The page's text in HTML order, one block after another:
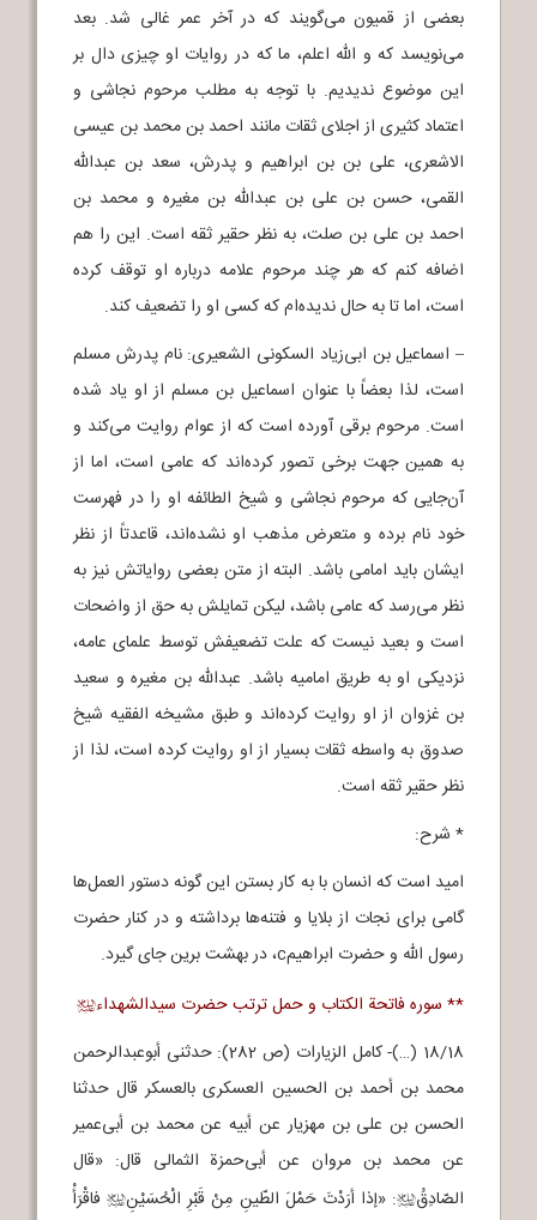
بعضی از قمیون می‌گویند که در آخر عمر غالی شد. بعد
می‌نویسد که و الله اعلم، ما که در روایات او چیزی دال بر
این موضوع ندیدیم. با توجه به مطلب مرحوم نجاشی و
اعتماد کثیری از اجلای ثقات مانند احمد بن محمد بن عیسی
الاشعری، علی بن بن ابراهیم و پدرش، سعد بن عبدالله
القمی، حسن بن علی بن عبدالله بن مغیره و محمد بن
احمد بن علی بن صلت، به نظر حقیر ثقه است. این را هم
اضافه کنم که هر چند مرحوم علامه درباره او توقف کرده
است، اما تا به حال ندیده‌ام که کسی او را تضعیف کند.
– اسماعیل بن ابی‌زیاد السکونی الشعیری: نام پدرش مسلم
است، لذا بعضاً با عنوان اسماعیل بن مسلم از او یاد شده
است. مرحوم برقی آورده است که از عوام روایت می‌کند و
به همین جهت برخی تصور کرده‌اند که عامی است، اما از
آن‌جایی که مرحوم نجاشی و شیخ الطائفه او را در فهرست
خود نام برده و متعرض مذهب او نشده‌اند، قاعدتاً از نظر
ایشان باید امامی باشد. البته از متن بعضی روایاتش نیز به
نظر می‌رسد که عامی باشد، لیکن تمایلش به حق از واضحات
است و بعید نیست که علت تضعیفش توسط علمای عامه،
نزدیکی او به طریق امامیه باشد. عبدالله بن مغیره و سعید
بن غزوان از او روایت کرده‌اند و طبق مشیخه الفقیه شیخ
صدوق به واسطه ثقات بسیار از او روایت کرده است، لذا از
نظر حقیر ثقه است.
* شرح:
امید است که انسان با به کار بستن این گونه دستور العمل‌ها
گامی برای نجات از بلایا و فتنه‌ها برداشته و در کنار حضرت
رسول الله و حضرت ابراهیمc، در بهشت برین جای گیرد.
** سوره فاتحة الکتاب و حمل ترتب حضرت سیدالشهداءj
18/18 (…)- کامل الزیارات (ص 282): حدثنی أبوعبدالرحمن
محمد بن أحمد بن الحسین العسکری بالعسکر قال حدثنا
الحسن بن علی بن مهزیار عن أبیه عن محمد بن أبی‌عمیر
عن محمد بن مروان عن أبی‌حمزة الثمالی قال: «قال
الصّادِقُj: «إذا أرَدْتَ حَمْلَ الطّینِ مِنْ قَبْرِ الْحُسَیْنِjفاقْرَأْ